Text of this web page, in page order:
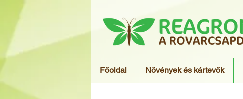
Főoldal Növények és kártevők